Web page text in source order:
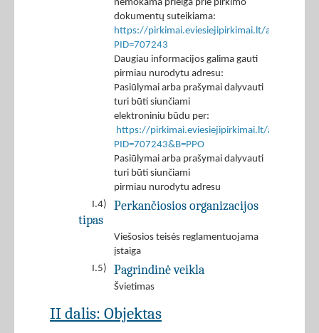
nemokama prieiga prie pirkimo
dokumentų suteikiama:
https://pirkimai.eviesiejipirkimai.lt/app/rfq/
PID=707243
Daugiau informacijos galima gauti
pirmiau nurodytu adresu:
Pasiūlymai arba prašymai dalyvauti
turi būti siunčiami
elektroniniu būdu per:
https://pirkimai.eviesiejipirkimai.lt/app/rfq/
PID=707243&B=PPO
Pasiūlymai arba prašymai dalyvauti
turi būti siunčiami
pirmiau nurodytu adresu
I.4)
Perkančiosios organizacijos
tipas
Viešosios teisės reglamentuojama
įstaiga
I.5)
Pagrindinė veikla
Švietimas
II dalis: Objektas